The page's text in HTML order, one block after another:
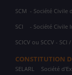
SCM - Société Civile
SCI - Société Civile
SCICV ou SCCV -
CONSTITUTION
SELARL Société